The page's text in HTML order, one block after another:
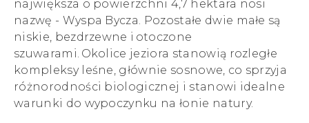
największa o powierzchni 4,7 hektara nosi
nazwę - Wyspa Bycza. Pozostałe dwie małe są
niskie, bezdrzewne i otoczone
szuwarami. Okolice jeziora stanowią rozległe
kompleksy leśne, głównie sosnowe, co sprzyja
różnorodności biologicznej i stanowi idealne
warunki do wypoczynku na łonie natury.